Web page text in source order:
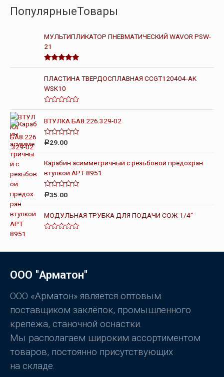
ПопулярныеТовары
МУЛЬТИПЛИКАТОР ПНЕВМАТИЧЕСКИЙ WAVOR PSW-
21
Оценка
ПЛАСТИНА ТВЕРДОСПЛАВНАЯ CCGT120404-AK
WSK10
О
е
н
к
а
и
з
5
ВТУЛКА БА8.226.329-02
О
е
н
к
а
0
и
з
Р29.00
Карабин асимметричный с резьбовой предохран.
втулкой АРТ 8951
О
е
н
к
а
5
Р35.00
МОДУЛЬНАЯ ТРУБКА ДЛЯ ПОДАЧИ СОЖ 1/4"
0
и
5
ООО "Арматон"
ООО «Арматон» является оптовым
поставщиком заклёпок, промышленного
крепежа, станочной оснастки.
Мы располагаем широким ассортиментом
товаров, постоянно присутствующих
на складе.